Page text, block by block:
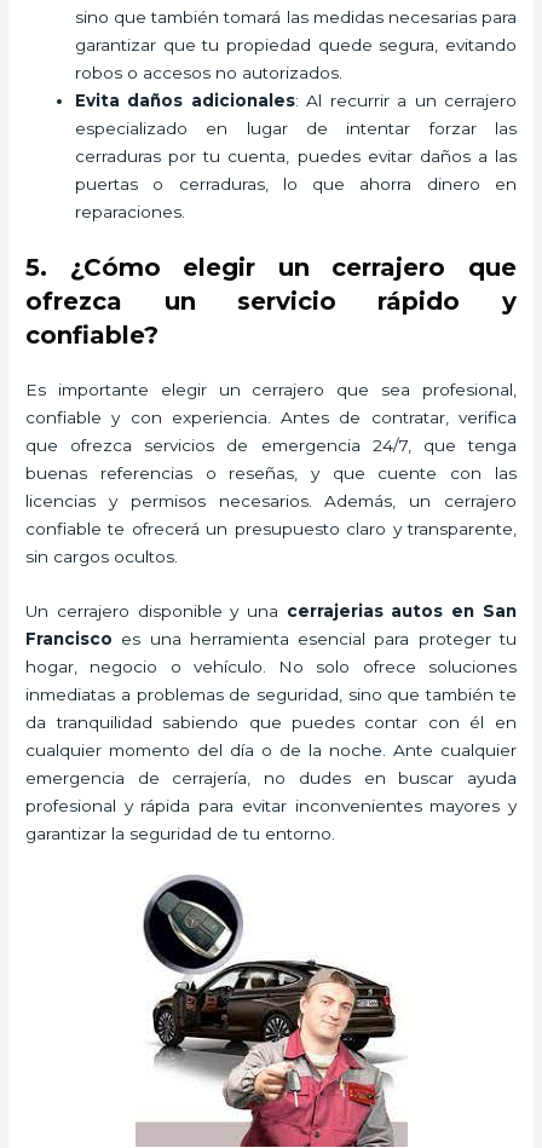
sino que también tomará las medidas necesarias para
garantizar que tu propiedad quede segura, evitando
robos o accesos no autorizados.
Evita daños adicionales: Al recurrir a un cerrajero
especializado en lugar de intentar forzar las
cerraduras por tu cuenta, puedes evitar daños a las
puertas o cerraduras, lo que ahorra dinero en
reparaciones.
5. ¿Cómo elegir un cerrajero que
ofrezca un servicio rápido y
confiable?
Es importante elegir un cerrajero que sea profesional,
confiable y con experiencia. Antes de contratar, verifica
que ofrezca servicios de emergencia 24/7, que tenga
buenas referencias o reseñas, y que cuente con las
licencias y permisos necesarios. Además, un cerrajero
confiable te ofrecerá un presupuesto claro y transparente,
sin cargos ocultos.
Un cerrajero disponible y una cerrajerias autos en San
Francisco es una herramienta esencial para proteger tu
hogar, negocio o vehículo. No solo ofrece soluciones
inmediatas a problemas de seguridad, sino que también te
da tranquilidad sabiendo que puedes contar con él en
cualquier momento del día o de la noche. Ante cualquier
emergencia de cerrajería, no dudes en buscar ayuda
profesional y rápida para evitar inconvenientes mayores y
garantizar la seguridad de tu entorno.